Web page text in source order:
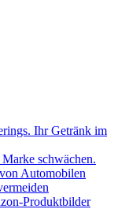
Ihr Getränk im
schwächen.
Automobilen
Produktbilder